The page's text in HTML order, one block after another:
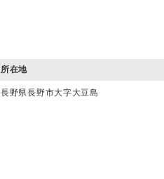
所在地
長野県長野市大字大豆島